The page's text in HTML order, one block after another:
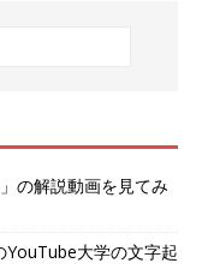
の解説動画を見てみ
YouTube大学の文字起